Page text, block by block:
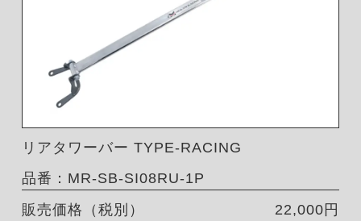
リアタワーバー TYPE-RACING
品番：MR-SB-SI08RU-1P
販売価格（税別）
22,000円